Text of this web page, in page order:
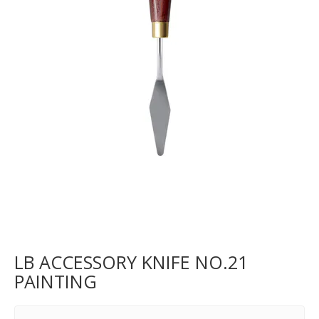
LB ACCESSORY KNIFE NO.21
PAINTING